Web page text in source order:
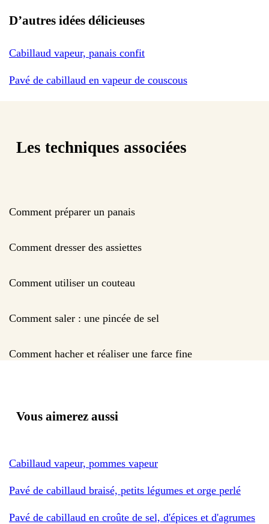
D’autres idées délicieuses
Cabillaud vapeur, panais confit
Pavé de cabillaud en vapeur de couscous
Les techniques associées
Comment préparer un panais
Comment dresser des assiettes
Comment utiliser un couteau
Comment saler : une pincée de sel
Comment hacher et réaliser une farce fine
Vous aimerez aussi
Cabillaud vapeur, pommes vapeur
Pavé de cabillaud braisé, petits légumes et orge perlé
Pavé de cabillaud en croûte de sel, d'épices et d'agrumes